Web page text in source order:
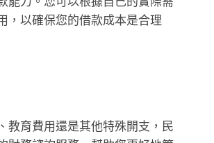
，以確保您的借款成本是合理
教育費用還是其他特殊開支，民